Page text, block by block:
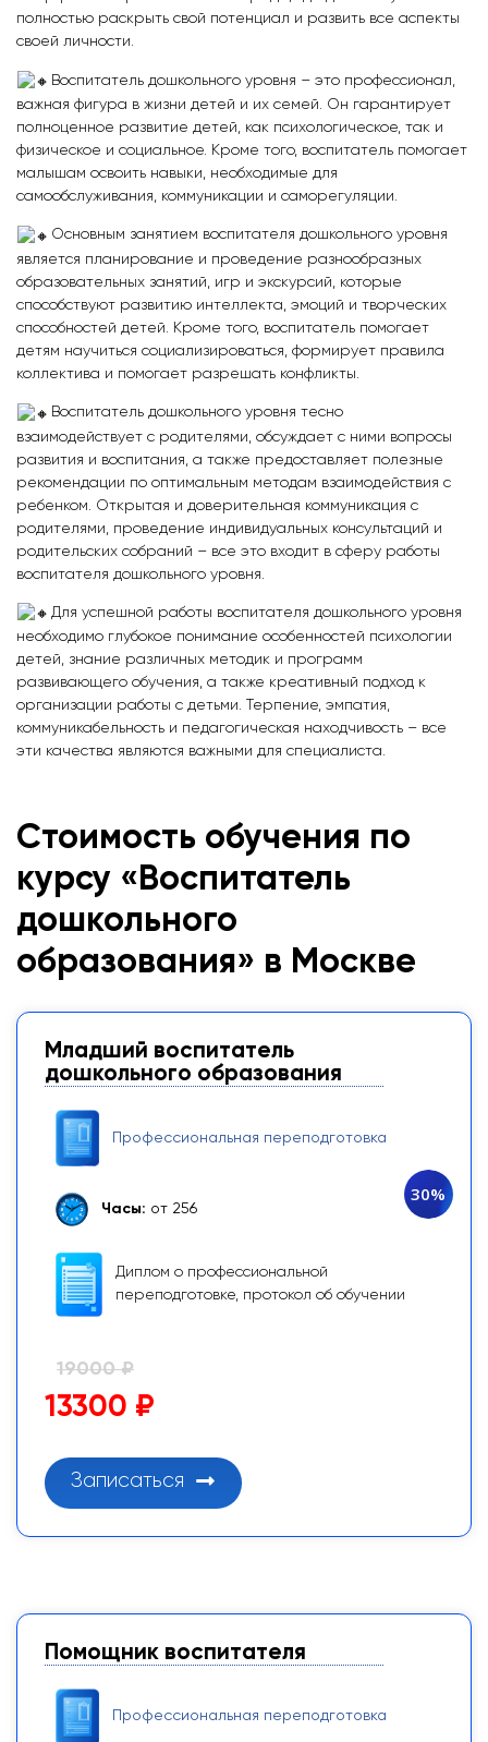
полностью раскрыть свой потенциал и развить все аспекты
своей личности.
Воспитатель дошкольного уровня – это профессионал,
важная фигура в жизни детей и их семей. Он гарантирует
полноценное развитие детей, как психологическое, так и
физическое и социальное. Кроме того, воспитатель помогает
малышам освоить навыки, необходимые для
самообслуживания, коммуникации и саморегуляции.
Основным занятием воспитателя дошкольного уровня
является планирование и проведение разнообразных
образовательных занятий, игр и экскурсий, которые
способствуют развитию интеллекта, эмоций и творческих
способностей детей. Кроме того, воспитатель помогает
детям научиться социализироваться, формирует правила
коллектива и помогает разрешать конфликты.
Воспитатель дошкольного уровня тесно
взаимодействует с родителями, обсуждает с ними вопросы
развития и воспитания, а также предоставляет полезные
рекомендации по оптимальным методам взаимодействия с
ребенком. Открытая и доверительная коммуникация с
родителями, проведение индивидуальных консультаций и
родительских собраний – все это входит в сферу работы
воспитателя дошкольного уровня.
Для успешной работы воспитателя дошкольного уровня
необходимо глубокое понимание особенностей психологии
детей, знание различных методик и программ
развивающего обучения, а также креативный подход к
организации работы с детьми. Терпение, эмпатия,
коммуникабельность и педагогическая находчивость – все
эти качества являются важными для специалиста.
Стоимость обучения по
курсу «Воспитатель
дошкольного
образования» в Москве
Младший воспитатель
дошкольного образования
Профессиональная переподготовка
Часы: от 256
Диплом о профессиональной
переподготовке, протокол об обучении
30%
19000 ₽
13300 ₽
Записаться
Помощник воспитателя
Профессиональная переподготовка